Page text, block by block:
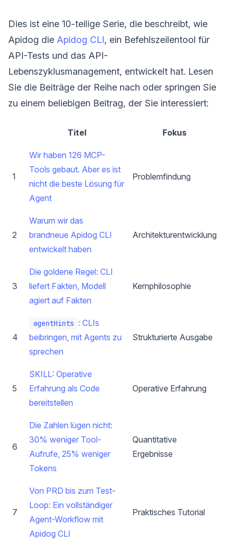
Dies ist eine 10-teilige Serie, die beschreibt, wie
Apidog die Apidog CLI, ein Befehlszeilentool für
API-Tests und das API-
Lebenszyklusmanagement, entwickelt hat. Lesen
Sie die Beiträge der Reihe nach oder springen Sie
zu einem beliebigen Beitrag, der Sie interessiert:
Titel Fokus
1
Wir haben 126 MCP-
Tools gebaut. Aber es ist
nicht die beste Lösung für
Agent
Problemfindung
2
Warum wir das
brandneue Apidog CLI
entwickelt haben
Architekturentwicklung
3
Die goldene Regel: CLI
liefert Fakten, Modell
agiert auf Fakten
Kernphilosophie
4
agentHints : CLIs
beibringen, mit Agents zu
sprechen
Strukturierte Ausgabe
5
SKILL: Operative
Erfahrung als Code
bereitstellen
Operative Erfahrung
6
Die Zahlen lügen nicht:
30% weniger Tool-
Aufrufe, 25% weniger
Tokens
Quantitative
Ergebnisse
7
Von PRD bis zum Test-
Loop: Ein vollständiger
Agent-Workflow mit
Apidog CLI
Praktisches Tutorial